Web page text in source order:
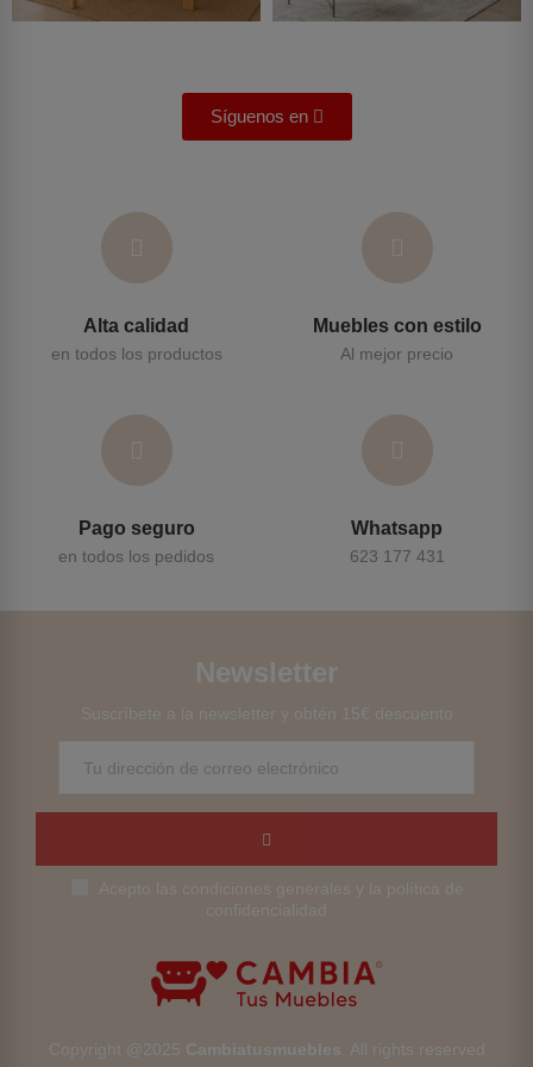
Síguenos en
Alta calidad
en todos los productos
Muebles con estilo
Al mejor precio
Pago seguro
en todos los pedidos
Whatsapp
623 177 431
Copyright @2025 Cambiatusmuebles . All rights reserved
Newsletter
Suscríbete a la newsletter y obtén 15€ descuento
Acepto las condiciones generales y la política de
confidencialidad